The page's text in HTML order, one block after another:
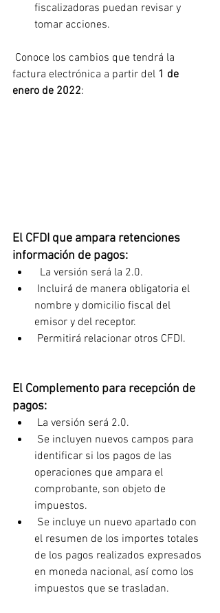
fiscalizadoras puedan revisar y
tomar acciones.
factura electrónica a partir del 1 de
enero de 2022:
El CFDI que ampara retenciones
información de pagos:
  La versión será la 2.0.
nombre y domicilio fiscal del
emisor y del receptor.
Permitirá relacionar otros CFDI.
El Complemento para recepción de
pagos:
La versión será 2.0.
identificar si los pagos de las
operaciones que ampara el
comprobante, son objeto de
impuestos.
el resumen de los importes totales
de los pagos realizados expresados
en moneda nacional, así como los
impuestos que se trasladan.